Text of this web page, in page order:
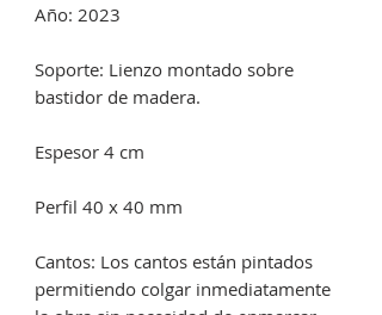
Año: 2023
Soporte: Lienzo montado sobre
bastidor de madera.
Espesor 4 cm
Perfil 40 x 40 mm
Cantos: Los cantos están pintados
permitiendo colgar inmediatamente